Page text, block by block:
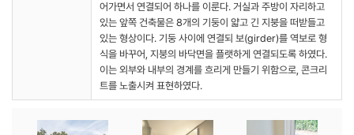
어가면서 연결되어 하나를 이룬다. 거실과 주방이 자리하고
있는 앞쪽 건축물은 8개의 기둥이 얇고 긴 지붕을 떠받들고
있는 형상이다. 기둥 사이에 연결되 보(girder)를 역보로 형
식을 바꾸어, 지붕의 바닥면을 플랫하게 연결되도록 하였다.
이는 외부와 내부의 경계를 흐리게 만들기 위함으로, 콘크리
트를 노출시켜 표현하였다.